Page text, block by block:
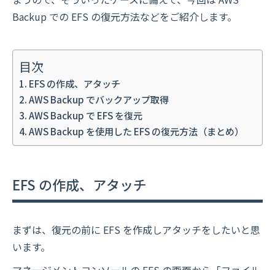
Backup での EFS の復元方法などをご紹介します。
目次
EFS の作成、アタッチ
AWS Backup でバックアップ取得
AWS Backup で EFS を復元
AWS Backup を使用した EFS の復元方法（まとめ）
EFS の作成、アタッチ
まずは、復元の前に EFS を作成しアタッチをしたいと思
います。